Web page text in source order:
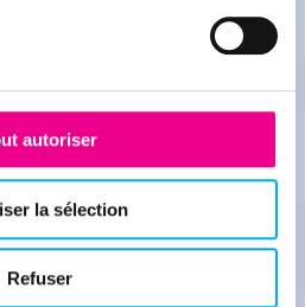
autoriser
la sélection
Refuser
démonstration
sur les entreprises depuis
accompagne les
leurs problématiques